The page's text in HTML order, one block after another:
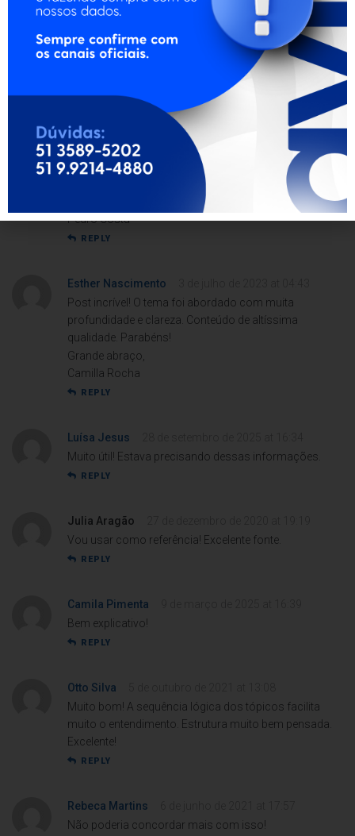
Conteúdo imperdível! Vou divulgar.
REPLY
19 de novembro de 2023 at 21:23
Dahora esse artigo!
Vinícius Ribeiro
21 de julho de 2024 at 10:38
Pedro Costa
REPLY
Esther Nascimento
Post incrível! O tema foi abordado com muita
profundidade e clareza. Conteúdo de altíssima
qualidade. Parabéns!
Grande abraço,
Camilla Rocha
REPLY
Luísa Jesus
Muito útil! Estava precisando dessas informações.
REPLY
Julia Aragão
Vou usar como referência! Excelente fonte.
REPLY
Camila Pimenta
Bem explicativo!
REPLY
Otto Silva
Muito bom! A sequência lógica dos tópicos facilita
muito o entendimento. Estrutura muito bem pensada.
Excelente!
REPLY
Rebeca Martins
Não poderia concordar mais com isso!